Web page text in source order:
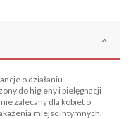
o działaniu
do higieny i pielęgnacji
zalecany dla kobiet o
miejsc intymnych.